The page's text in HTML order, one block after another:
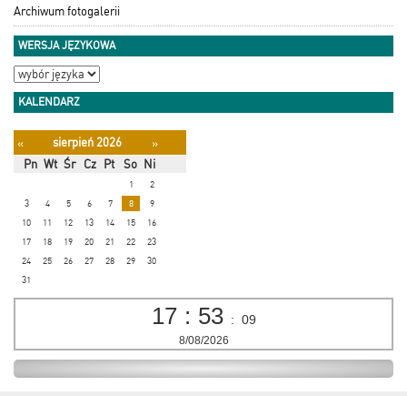
Archiwum fotogalerii
WERSJA JĘZYKOWA
KALENDARZ
« sierpień 2026
»
Pn Wt Śr Cz Pt So Ni
1
2
3
4 5 6 7 8
9
10
11 12 13 14 15
16
17
18 19 20 21 22
23
24
25 26 27 28 29
30
31
17 : 53 : 10
8/08/2026